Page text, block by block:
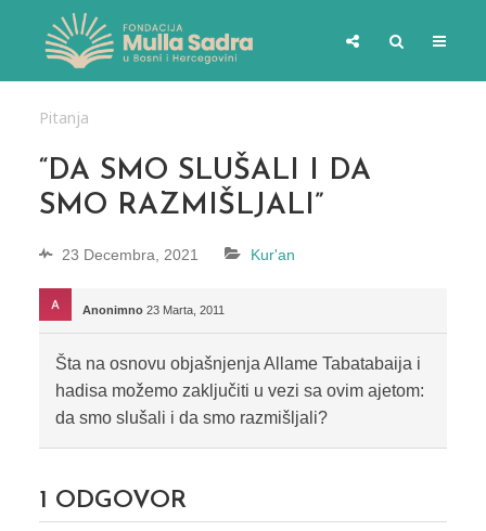
Pitanja
“DA SMO SLUŠALI I DA
SMO RAZMIŠLJALI”
23 Decembra, 2021 Kur'an
Anonimno 23 Marta, 2011
Šta na osnovu objašnjenja Allame Tabatabaija i
hadisa možemo zaključiti u vezi sa ovim ajetom:
da smo slušali i da smo razmišljali?
1 ODGOVOR